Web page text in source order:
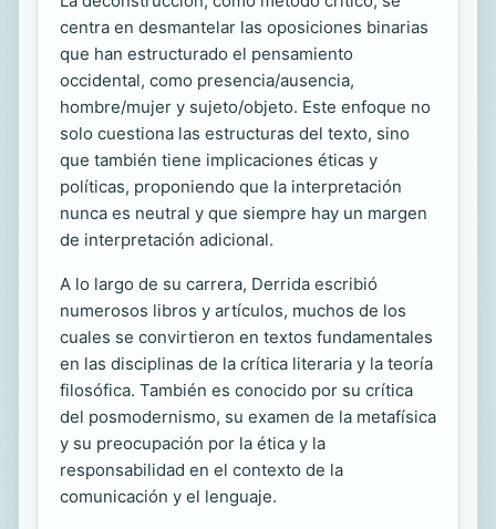
centra en desmantelar las oposiciones binarias
que han estructurado el pensamiento
occidental, como presencia/ausencia,
hombre/mujer y sujeto/objeto. Este enfoque no
solo cuestiona las estructuras del texto, sino
que también tiene implicaciones éticas y
políticas, proponiendo que la interpretación
nunca es neutral y que siempre hay un margen
de interpretación adicional.
A lo largo de su carrera, Derrida escribió
numerosos libros y artículos, muchos de los
cuales se convirtieron en textos fundamentales
en las disciplinas de la crítica literaria y la teoría
filosófica. También es conocido por su crítica
del posmodernismo, su examen de la metafísica
y su preocupación por la ética y la
responsabilidad en el contexto de la
comunicación y el lenguaje.